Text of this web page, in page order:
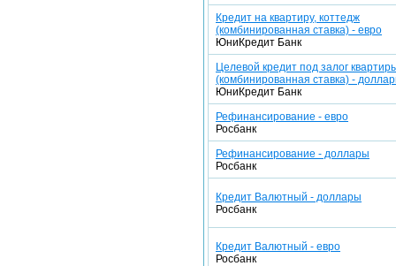
Кредит на квартиру, коттедж
(комбинированная ставка) - евро
ЮниКредит Банк
Целевой кредит под залог
(комбинированная ставка) -
ЮниКредит Банк
Рефинансирование - евро
Росбанк
Рефинансирование - доллары
Росбанк
Кредит Валютный - доллары
Росбанк
Кредит Валютный - евро
Росбанк